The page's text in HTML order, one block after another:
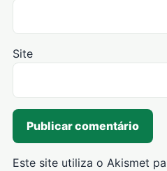
Site
Este site utiliza o Akismet